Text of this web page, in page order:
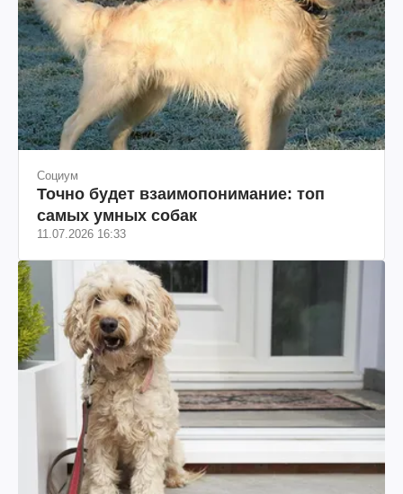
Социум
Точно будет взаимопонимание: топ
самых умных собак
11.07.2026 16:33